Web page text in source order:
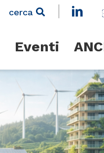
cerca
Eventi